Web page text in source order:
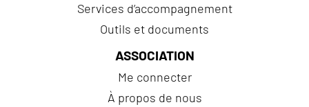
Services d’accompagnement
Outils et documents
ASSOCIATION
Me connecter
À propos de nous